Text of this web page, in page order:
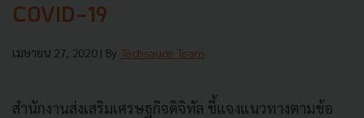
COVID-19
เมษายน 27, 2020 | By Techsauce Team
สำนักงานส่งเสริมเศรษฐกิจดิจิทัล ชี้แจงแนวทางตามข้อ